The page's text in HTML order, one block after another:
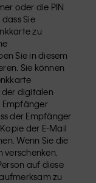
oder die PIN
Sie
zu
Sie in diesem
Sie können
der digitalen
Empfänger
der Empfänger
der E-Mail
Wenn Sie die
auf diese
zu